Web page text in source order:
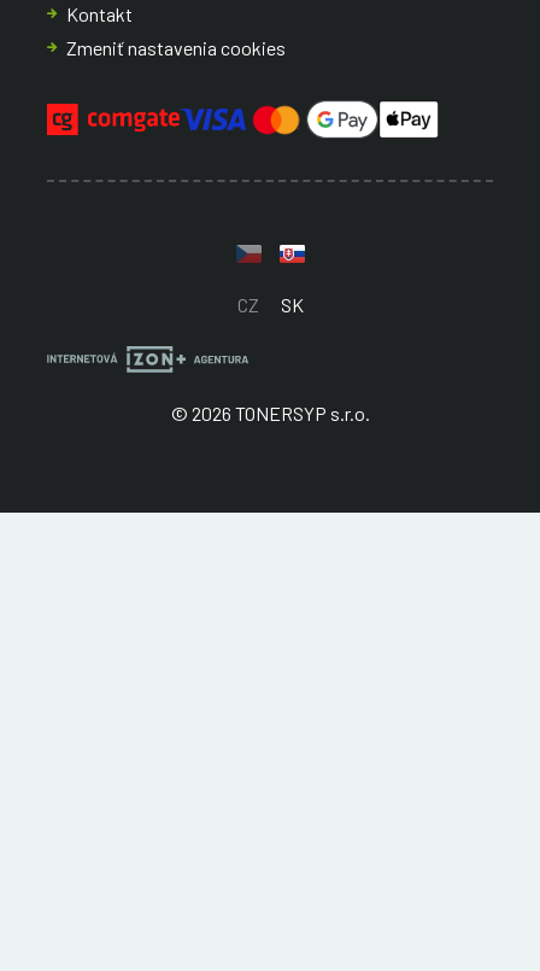
Kontakt
Zmeniť nastavenia cookies
CZ SK
© 2026 TONERSYP s.r.o.